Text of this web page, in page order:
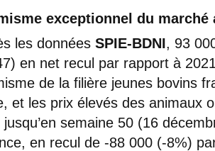
exceptionnel du marché
les données SPIE-BDNI, 93
en net recul par rapport à
de la filière jeunes bovins
et les prix élevés des animaux
jusqu’en semaine 50 (16
en recul de -88 000 (-8%)